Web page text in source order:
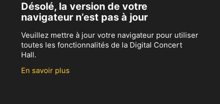
Désolé, la version de votre
navigateur n’est pas à jour
Veuillez mettre à jour votre navigateur pour utiliser
toutes les fonctionnalités de la Digital Concert
Hall.
En savoir plus